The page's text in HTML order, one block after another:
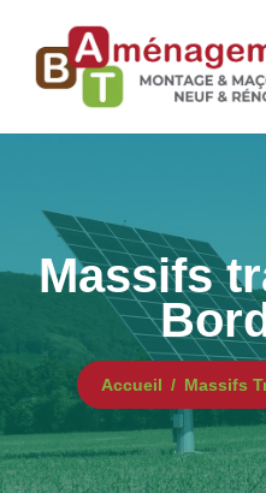
Massifs
Accueil Massifs